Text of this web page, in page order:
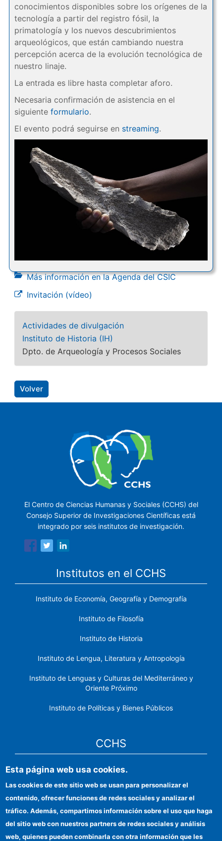
conocimientos disponibles sobre los orígenes de la
tecnología a partir del registro fósil, la
primatología y los nuevos descubrimientos
arqueológicos, que están cambiando nuestra
percepción acerca de la evolución tecnológica de
nuestro linaje.
La entrada es libre hasta completar aforo.
Necesaria confirmación de asistencia en el
siguiente formulario.
El evento podrá seguirse en streaming.
Más información en la Agenda del CSIC
Invitación (vídeo)
Actividades de divulgación
Instituto de Historia (IH)
Dpto. de Arqueología y Procesos Sociales
Volver
El Centro de Ciencias Humanas y Sociales (CCHS) del
Consejo Superior de Investigaciones Científicas está
integrado por seis institutos de investigación.
Institutos en el CCHS
Instituto de Economía, Geografía y Demografía
Instituto de Filosofía
Instituto de Historia
Instituto de Lengua, Literatura y Antropología
Instituto de Lenguas y Culturas del Mediterráneo y
Oriente Próximo
Instituto de Políticas y Bienes Públicos
CCHS
Sede electrónica CSIC
Identidad institucional
Información para proveedores
Ayudas FEDER
Esta página web usa cookies.
Las cookies de este sitio web se usan para personalizar el
contenido, ofrecer funciones de redes sociales y analizar el
tráfico. Además, compartimos información sobre el uso que haga
del sitio web con nuestros partners de redes sociales y análisis
web, quienes pueden combinarla con otra información que les